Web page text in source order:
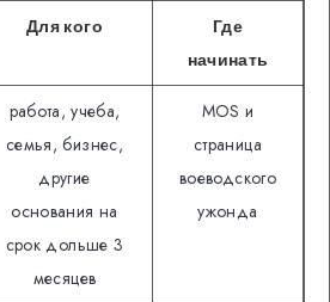
Для кого
Где
начинать
работа, учеба,
семья, бизнес,
другие
основания на
срок дольше 3
месяцев
MOS и
страница
воеводского
ужонда